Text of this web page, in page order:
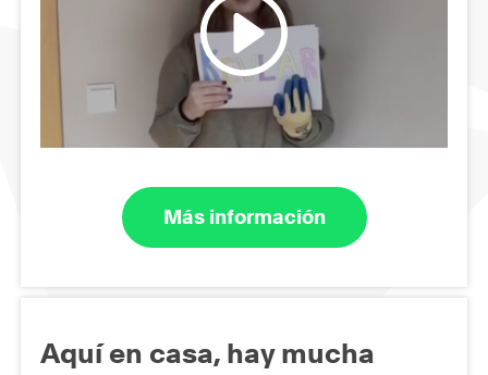
Más información
Aquí en casa, hay mucha